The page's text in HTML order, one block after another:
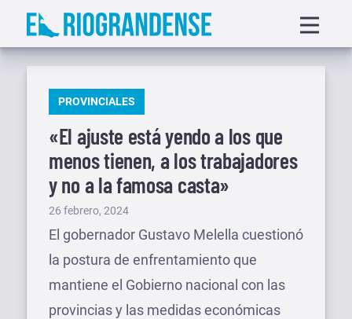
Saltar
menu
PUBLICADO
PROVINCIALES
«El ajuste está yendo a los que
menos tienen, a los trabajadores
y no a la famosa casta»
Publicado
el
26 febrero, 2024
El gobernador Gustavo Melella cuestionó
la postura de enfrentamiento que
mantiene el Gobierno nacional con las
provincias y las medidas económicas